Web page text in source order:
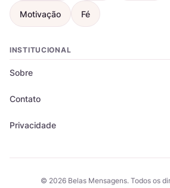
Motivação Fé
INSTITUCIONAL
Sobre
Contato
Privacidade
© 2026 Belas Mensagens. Todos os